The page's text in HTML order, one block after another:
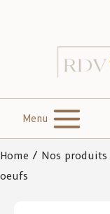
Menu
Home / Nos produits
oeufs